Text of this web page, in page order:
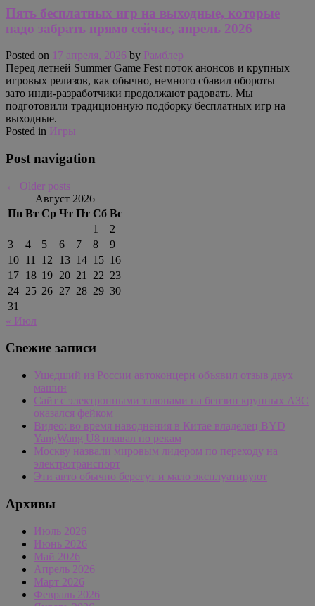
Пять бесплатных игр на выходные, которые
надо забрать прямо сейчас, апрель 2026
Posted on 17 апреля, 2026 by Рамблер
Перед летней Summer Game Fest поток анонсов и крупных
игровых релизов, как обычно, немного сбавил обороты —
зато инди-разработчики продолжают радовать. Мы
подготовили традиционную подборку бесплатных игр на
выходные.
Posted in Игры
Post navigation
← Older posts
Август 2026
Пн Вт Ср Чт Пт Сб Вс
1
2
3
4 5 6 7 8
9
10 11 12 13 14 15 16
17 18 19 20 21 22 23
24 25 26 27 28 29 30
31
« Июл
Свежие записи
Ушедший из России автоконцерн объявил отзыв двух
машин
Сайт с электронными талонами на бензин крупных АЗС
оказался фейком
Видео: во время наводнения в Китае владелец BYD
YangWang U8 плавал по рекам
Москву назвали мировым лидером по переходу на
электротранспорт
Эти авто обычно берегут и мало эксплуатируют
Архивы
Июль 2026
Июнь 2026
Май 2026
Апрель 2026
Март 2026
Февраль 2026